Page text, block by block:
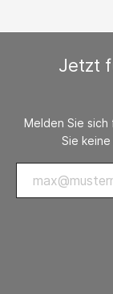
Jetzt
Melden Sie
Sie